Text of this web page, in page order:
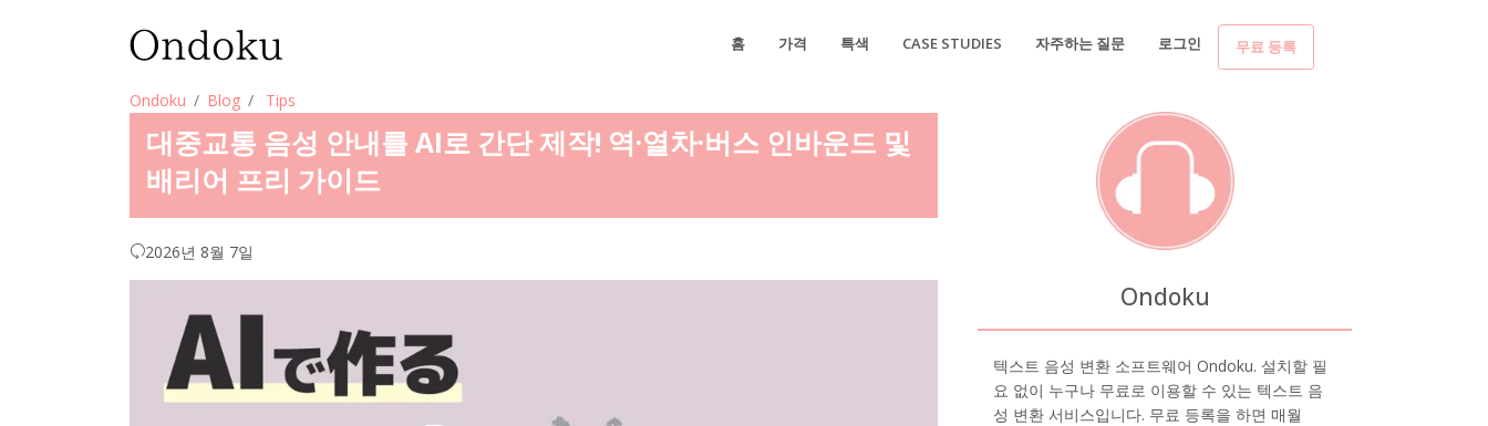
홈 가격 특색 CASE STUDIES 자주하는 질문 로그인 무료 등록
Ondoku Blog Tips
대중교통 음성 안내를 AI로 간단 제작! 역·열차·버스 인바운드 및
배리어 프리 가이드
2026년 8월 7일
Ondoku
텍스트 음성 변환 소프트웨어 Ondoku. 설치할 필
요 없이 누구나 무료로 이용할 수 있는 텍스트 음
성 변환 서비스입니다. 무료 등록을 하면 매월